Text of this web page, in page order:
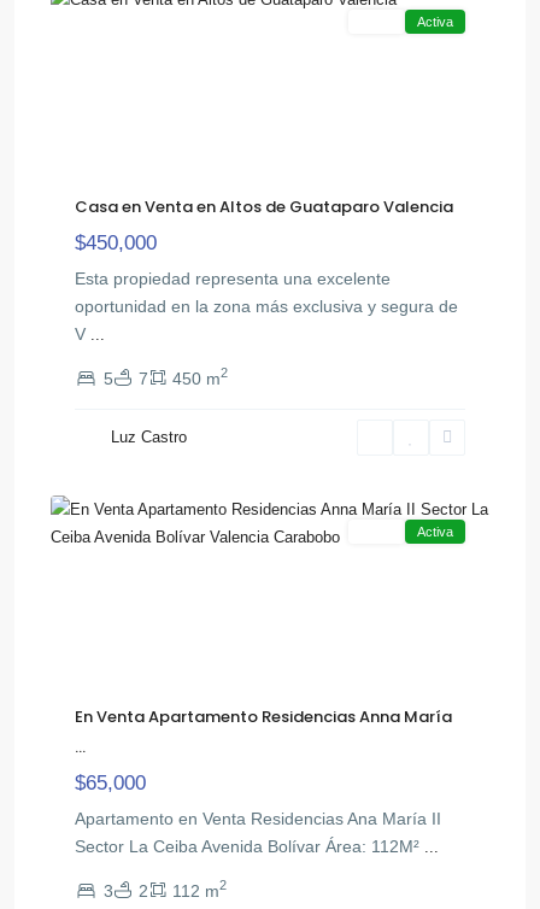
Activa
Casa en Venta en Altos de Guataparo Valencia
$450,000
Esta propiedad representa una excelente
oportunidad en la zona más exclusiva y segura de
V
5 7 450 m2
Luz Castro
Av
,
Activa
En Venta Apartamento Residencias Anna María
...
$65,000
Apartamento en Venta Residencias Ana María II
Sector La Ceiba Avenida Bolívar Área: 112M²
3 2 112 m2
Lomas
La